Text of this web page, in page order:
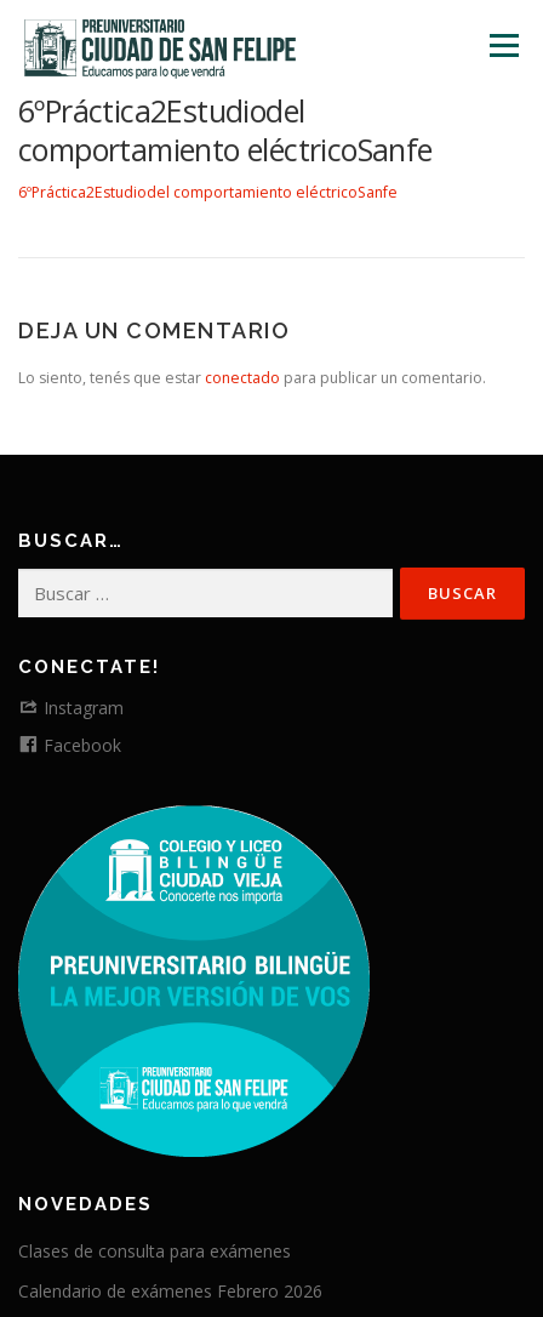
contenido
Menú
NOSOTROS ÁREA ACADÉMICA
6ºPráctica2Estudiodel
comportamiento eléctricoSanfe
6ºPráctica2Estudiodel comportamiento eléctricoSanfe
DEJA UN COMENTARIO
Lo siento, tenés que estar conectado para publicar un comentario.
BUSCAR…
CONECTATE!
Instagram
Facebook
NOVEDADES
Clases de consulta para exámenes
Calendario de exámenes Febrero 2026